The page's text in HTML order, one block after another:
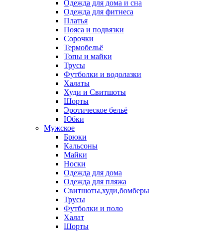
Одежда для дома и сна
Одежда для фитнеса
Платья
Пояса и подвязки
Сорочки
Термобельё
Топы и майки
Трусы
Футболки и водолазки
Халаты
Худи и Свитшоты
Шорты
Эротическое бельё
Юбки
Мужское
Брюки
Кальсоны
Майки
Носки
Одежда для дома
Одежда для пляжа
Свитшоты,худи,бомберы
Трусы
Футболки и поло
Халат
Шорты